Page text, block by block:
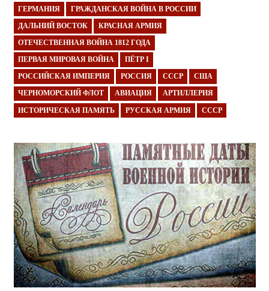
ГЕРМАНИЯ ГРАЖДАНСКАЯ ВОЙНА В РОССИИ
ДАЛЬНИЙ ВОСТОК КРАСНАЯ АРМИЯ
ОТЕЧЕСТВЕННАЯ ВОЙНА 1812 ГОДА
ПЕРВАЯ МИРОВАЯ ВОЙНА ПЁТР I
РОССИЙСКАЯ ИМПЕРИЯ РОССИЯ СССР США
ЧЕРНОМОРСКИЙ ФЛОТ АВИАЦИЯ АРТИЛЛЕРИЯ
ИСТОРИЧЕСКАЯ ПАМЯТЬ РУССКАЯ АРМИЯ СССР